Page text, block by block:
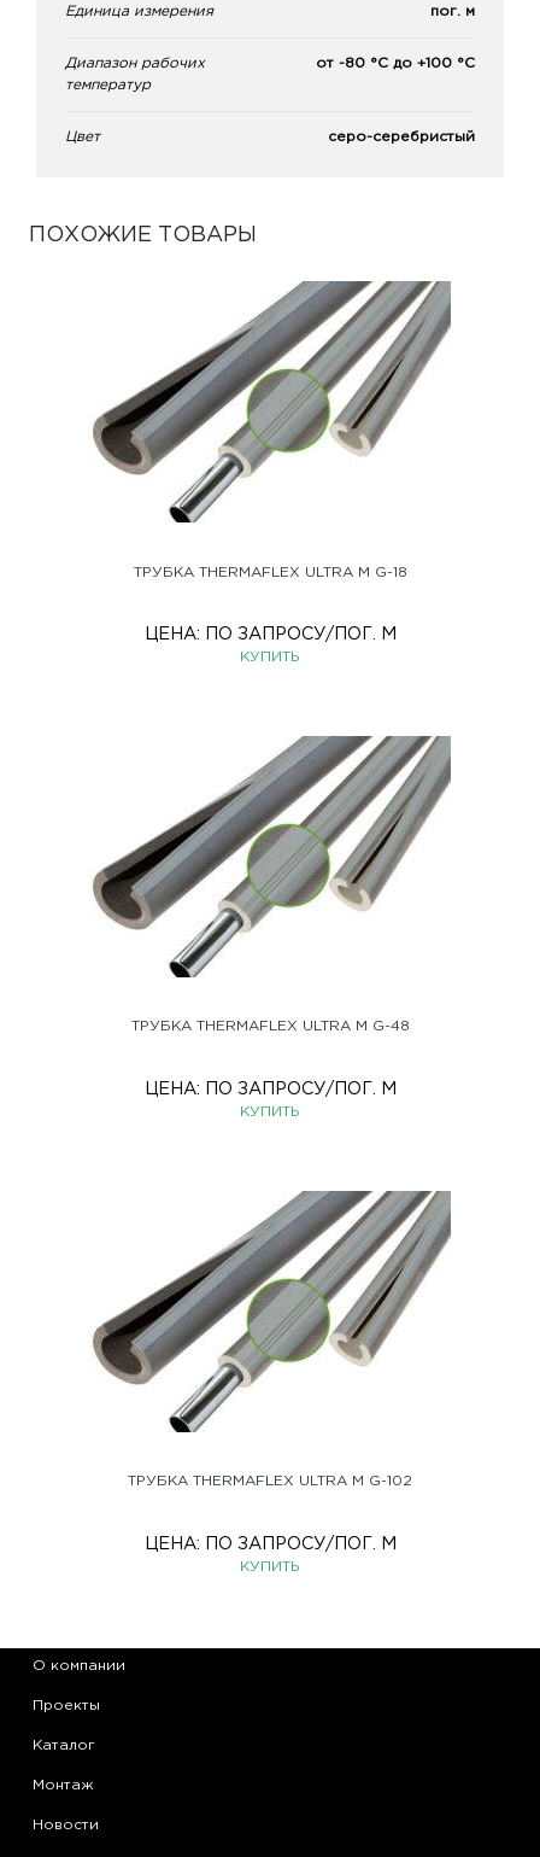
Единица измерения пог. м
Диапазон рабочих
температур
от -80 °С до +100 °С
Цвет серо-серебристый
ПОХОЖИЕ ТОВАРЫ
ТРУБКА THERMAFLEX ULTRA M G-18
ЦЕНА: ПО ЗАПРОСУ/ПОГ. М
КУПИТЬ
ТРУБКА THERMAFLEX ULTRA M G-48
ЦЕНА: ПО ЗАПРОСУ/ПОГ. М
КУПИТЬ
ТРУБКА THERMAFLEX ULTRA M G-102
ЦЕНА: ПО ЗАПРОСУ/ПОГ. М
КУПИТЬ
О компании
Проекты
Каталог
Монтаж
Новости